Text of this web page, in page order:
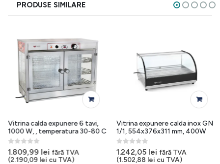
PRODUSE SIMILARE
Vitrina calda expunere 6 tavi,
1000 W, , temperatura 30-80 C
0out of 5
1.809,99 lei fără TVA
(2.190,09 leicu TVA)
Vitrina expunere calda inox GN
1/1, 554x376x311 mm, 400W
0out of 5
1.242,05 lei fără TVA
(1.502,88 leicu TVA)